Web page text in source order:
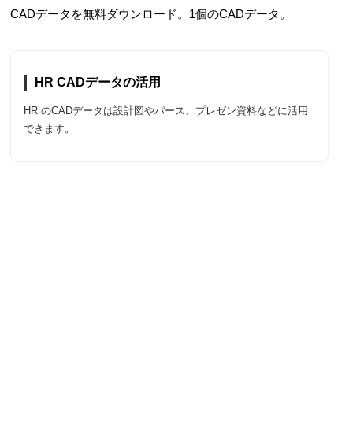
CADデータを無料ダウンロード。1個のCADデータ。
HR CADデータの活用
HR のCADデータは設計図やパース、プレゼン資料などに活用
できます。